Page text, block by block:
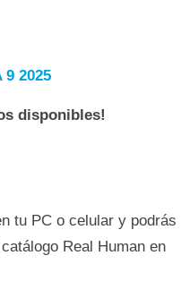
9 2025
disponibles!
tu PC o celular y podrás
Real Human en